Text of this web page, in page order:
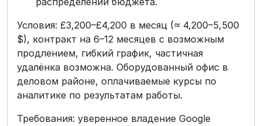
Условия: £3,200–£4,200 в месяц (≈ 4,200–5,500
$), контракт на 6–12 месяцев с возможным
продлением, гибкий график, частичная
удалёнка возможна. Оборудованный офис в
деловом районе, оплачиваемые курсы по
аналитике по результатам работы.
Требования: уверенное владение Google